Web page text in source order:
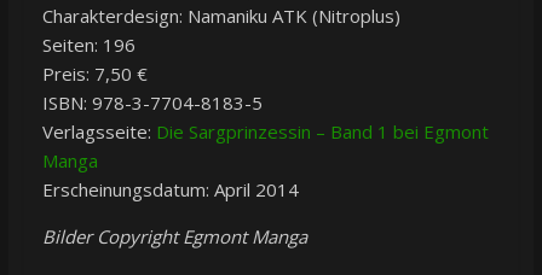
Charakterdesign: Namaniku ATK (Nitroplus)
Seiten: 196
Preis: 7,50 €
ISBN: 978-3-7704-8183-5
Verlagsseite: Die Sargprinzessin – Band 1 bei Egmont
Manga
Erscheinungsdatum: April 2014
Bilder Copyright Egmont Manga